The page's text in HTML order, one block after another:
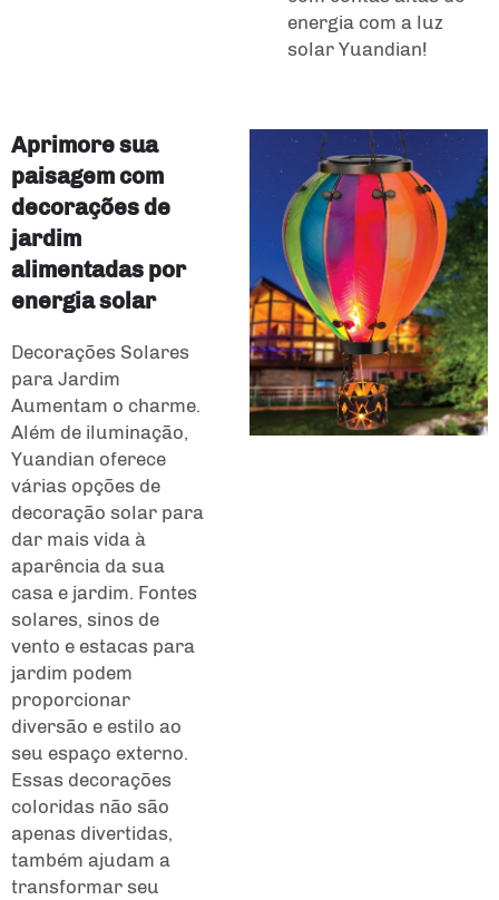
energia com a luz
solar Yuandian!
Aprimore sua
paisagem com
decorações de
jardim
alimentadas por
energia solar
Decorações Solares
para Jardim
Aumentam o charme.
Além de iluminação,
Yuandian oferece
várias opções de
decoração solar para
dar mais vida à
aparência da sua
casa e jardim. Fontes
solares, sinos de
vento e estacas para
jardim podem
proporcionar
diversão e estilo ao
seu espaço externo.
Essas decorações
coloridas não são
apenas divertidas,
também ajudam a
transformar seu